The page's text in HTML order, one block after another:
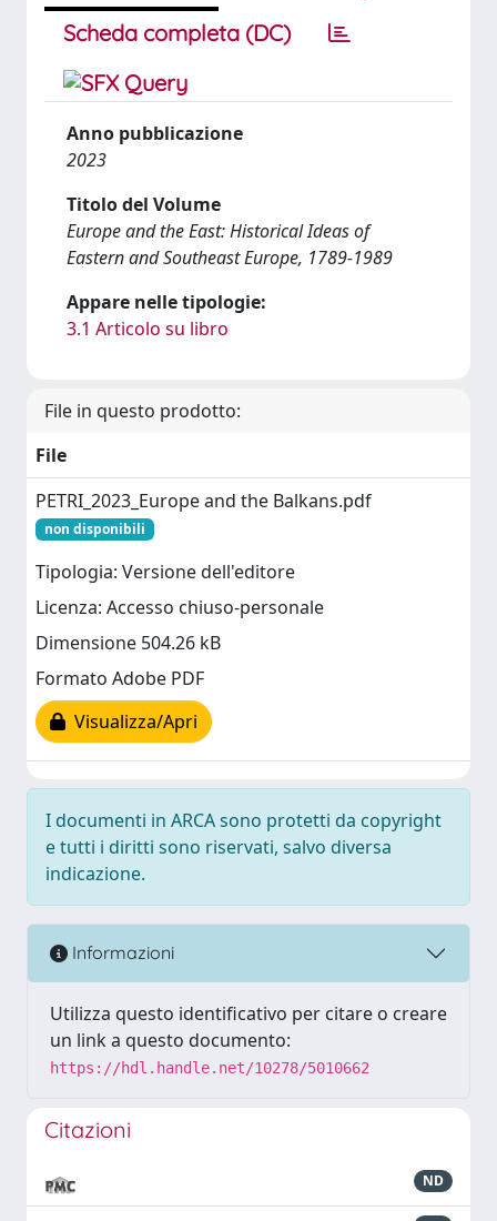
Scheda completa (DC)
Anno pubblicazione
2023
Titolo del Volume
Europe and the East: Historical Ideas of
Eastern and Southeast Europe, 1789-1989
Appare nelle tipologie:
3.1 Articolo su libro
File in questo prodotto:
File
PETRI_2023_Europe and the Balkans.pdf
non disponibili
Tipologia: Versione dell'editore
Licenza: Accesso chiuso-personale
Dimensione 504.26 kB
Formato Adobe PDF
Visualizza/Apri
I documenti in ARCA sono protetti da copyright
e tutti i diritti sono riservati, salvo diversa
indicazione.
Informazioni
Utilizza questo identificativo per citare o creare
un link a questo documento:
https://hdl.handle.net/10278/5010662
Citazioni
ND